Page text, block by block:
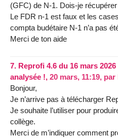
(GFC) de N-1. Dois-je
Le FDR n-1 est faux et les
compta budétaire N-1 n’a pas
Merci de ton aide
7. Reprofi 4.6 du 16 mars
analysée !, 20 mars, 11:19, par
Bonjour,
Je n’arrive pas à télécharger
Je souhaite l’utiliser pour
collège.
Merci de m’indiquer comment